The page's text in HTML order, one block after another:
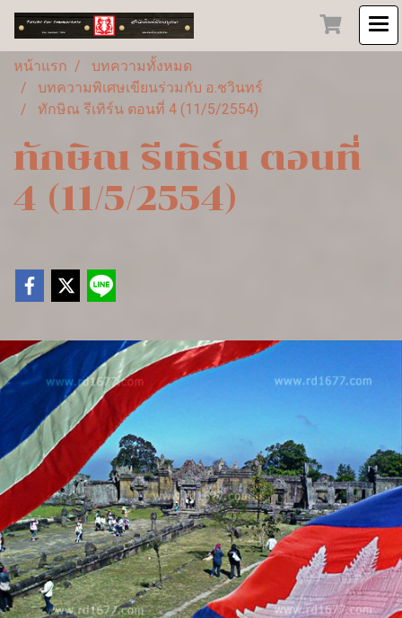
หน้าแรก
บทความทั้งหมด
บทความพิเศษเขียนร่วมกับ อ.ชวินทร์
ทักษิณ รีเทิร์น ตอนที่ 4 (11/5/2554)
ทักษิณ รีเทิร์น ตอนที่
4 (11/5/2554)